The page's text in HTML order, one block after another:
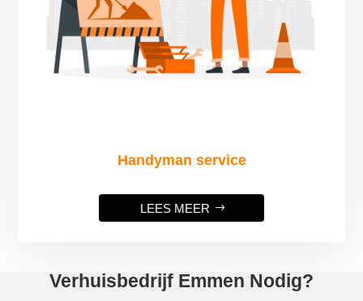
Handyman service
LEES MEER
Verhuisbedrijf Emmen Nodig?